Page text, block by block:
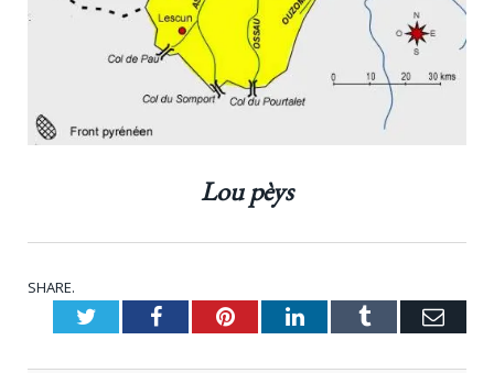
Lou pèys
SHARE.
TwitterFacebookPinterestLinkedInTumblr